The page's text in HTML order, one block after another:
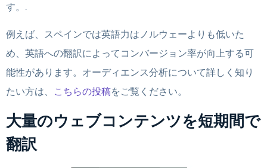
す。.
例えば、スペインでは英語力はノルウェーよりも低いた
め、英語への翻訳によってコンバージョン率が向上する可
能性があります。オーディエンス分析について詳しく知り
たい方は、
こちらの投稿をご覧ください。
大量のウェブコンテンツを短期間で
翻訳